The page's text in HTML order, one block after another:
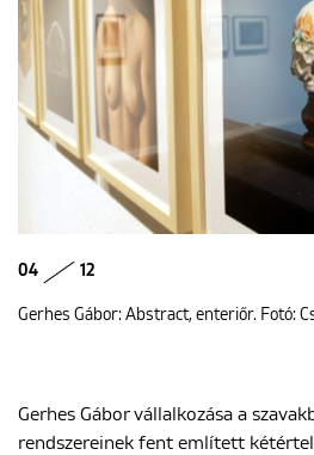
04 12
Gerhes Gábor: Abstract, enteriőr. Fotó:
Gerhes Gábor vállalkozása a
rendszereinek fent említett